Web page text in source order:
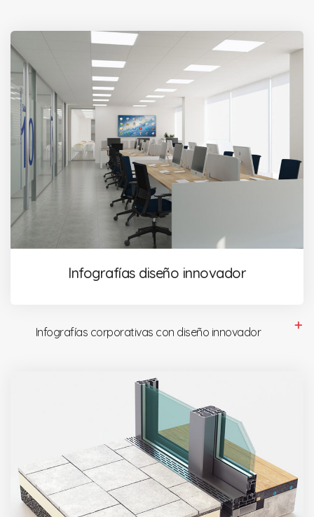
Infografías diseño innovador
Infografías corporativas con diseño innovador